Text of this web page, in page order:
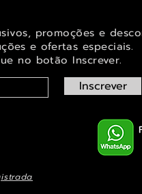
Laelia autumnalis, rara
imagem de Fada das
imagem de Fada das
promoções e
e ofertas especiais.
no botão Inscrever.
Inscrever